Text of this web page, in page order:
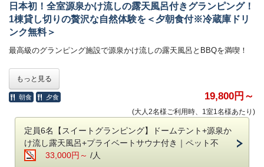
チェックイン：15時～20時
※フロントは22時で閉まりますので時間内にチェックインをお願いしま
す。
チェックアウト：10時
17時 → 15時 1棟3,300円 ※適用中
レイトチェックアウト
10時 → 11時 1棟3,300円（1日3組限定）
■温泉について
お部屋内についたお風呂は完全貸切で24時間いつでもご入浴いただけま
日本初！全室源泉かけ流しの露天風呂付きグランピング！
1棟貸し切りの贅沢な自然体験を＜夕朝食付※冷蔵庫ドリ
ンク無料＞
最高級のグランピング施設で源泉かけ流しの露天風呂とBBQを満喫！
軽にアウトドア体験を楽しめます。
ご希望の方は備考欄にその旨を記載ください。
・温泉旅館グランピング
アーリーチェックイン17時→16時 1棟3,300円
レイトチェックアウト10時→11時 1棟3,300円（1日3組限定）
もっと見る
朝食 夕食 19,800円～
(大人2名様ご利用時、1室1名様あたり)
定員6名【スイートグランピング】ドームテント+源泉か
け流し露天風呂+プライベートサウナ付き｜ペット不
33,000円～ /人